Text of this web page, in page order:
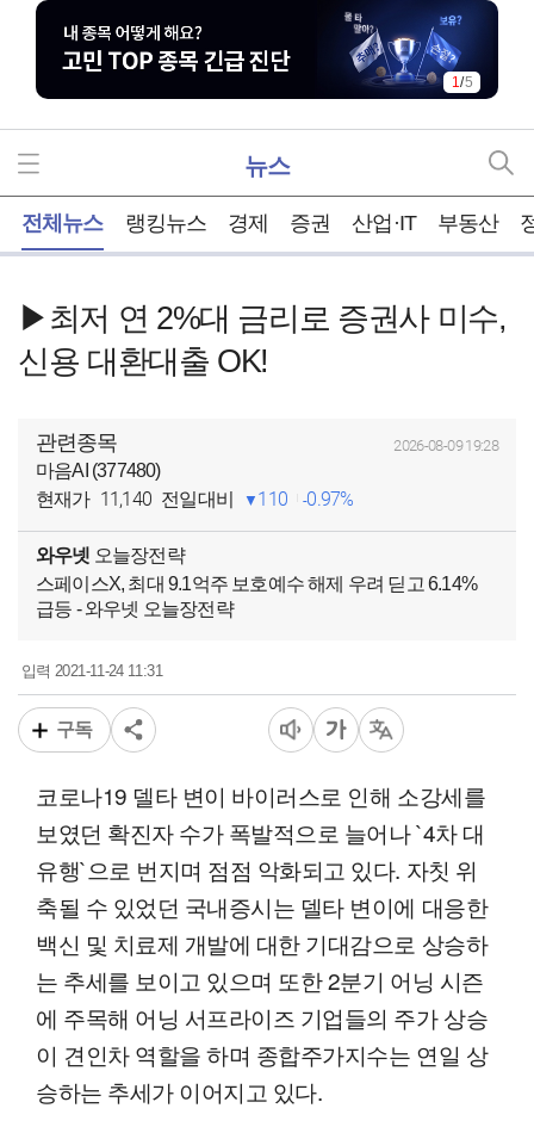
1/5
뉴스
전체뉴스 랭킹뉴스 경제 증권 산업·IT 부동산
▶최저 연 2%대 금리로 증권사 미수,
신용 대환대출 OK!
관련종목 2026-08-09 19:28
마음AI (377480)
현재가 11,140 전일대비 110 0.97%
와우넷 오늘장전략
스페이스X, 최대 9.1억주 보호예수 해제 우려 딛고 6.14%
급등 - 와우넷 오늘장전략
입력2021-11-24 11:31
구독
코로나19 델타 변이 바이러스로 인해 소강세를
보였던 확진자 수가 폭발적으로 늘어나 `4차 대
유행`으로 번지며 점점 악화되고 있다. 자칫 위
축될 수 있었던 국내증시는 델타 변이에 대응한
백신 및 치료제 개발에 대한 기대감으로 상승하
는 추세를 보이고 있으며 또한 2분기 어닝 시즌
에 주목해 어닝 서프라이즈 기업들의 주가 상승
이 견인차 역할을 하며 종합주가지수는 연일 상
승하는 추세가 이어지고 있다.